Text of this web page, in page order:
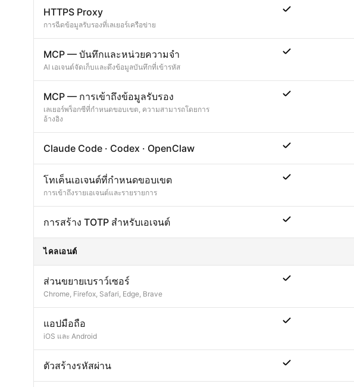
HTTPS Proxy
การฉีดข้อมูลรับรองที่เลเยอร์เครือข่าย
MCP — บันทึกและหน่วยความจำ
AI เอเจนต์จัดเก็บและดึงข้อมูลบันทึกที่เข้ารหัส
MCP — การเข้าถึงข้อมูลรับรอง
เลเยอร์พร็อกซีที่กำหนดขอบเขต, ความสามารถโดยการ
อ้างอิง
Claude Code · Codex · OpenClaw
โทเค็นเอเจนต์ที่กำหนดขอบเขต
การเข้าถึงรายเอเจนต์และรายรายการ
การสร้าง TOTP สำหรับเอเจนต์
ไคลเอนต์
ส่วนขยายเบราว์เซอร์
Chrome, Firefox, Safari, Edge, Brave
แอปมือถือ
iOS และ Android
ตัวสร้างรหัสผ่าน